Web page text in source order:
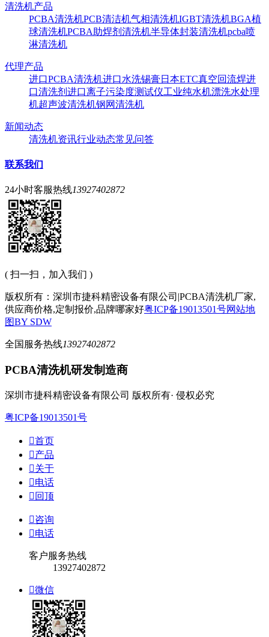
清洗机产品
PCBA清洗机PCB清洁机气相清洗机IGBT清洗机BGA植
球清洗机PCBA助焊剂清洗机半导体封装清洗机pcba喷
淋清洗机
代理产品
进口PCBA清洗机进口水洗锡膏 日本ETC真空回流焊进
口清洗剂 进口离子污染度测试仪工业纯水机漂洗水处理
机超声波清洗机钢网清洗机
新闻动态
清洗机资讯行业动态常见问答
联系我们
24小时客服热线13927402872
( 扫一扫，加入我们 )
版权所有：深圳市捷科精密设备有限公司|PCBA清洗机厂家,
供应商价格,定制报价,品牌哪家好粤ICP备19013501号网站地
图BY SDW
全国服务热线13927402872
PCBA清洗机研发制造商
深圳市捷科精密设备有限公司 版权所有· 侵权必究
粤ICP备19013501号
首页
产品
关于
电话
 回顶
咨询
电话
客户服务热线
13927402872
微信